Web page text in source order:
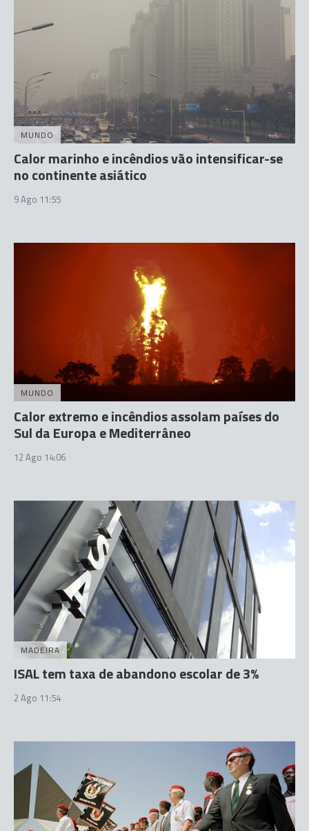
MUNDO
Calor marinho e incêndios vão intensificar-se
no continente asiático
9 Ago 11:55
MUNDO
Calor extremo e incêndios assolam países do
Sul da Europa e Mediterrâneo
12 Ago 14:06
MADEIRA
ISAL tem taxa de abandono escolar de 3%
2 Ago 11:54